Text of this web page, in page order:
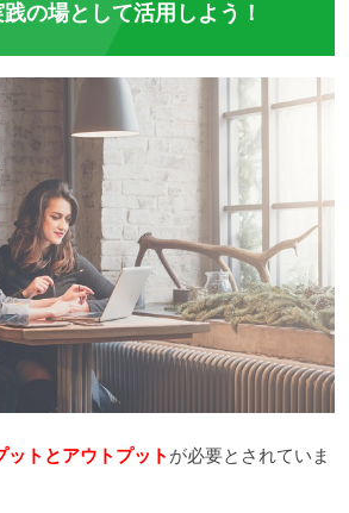
の場として活用しよう！
ットとアウトプット が必要とされていま